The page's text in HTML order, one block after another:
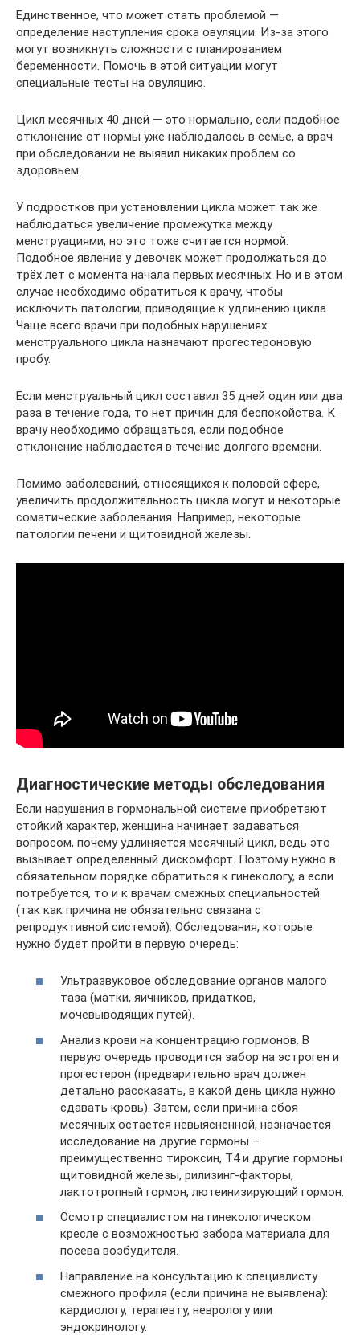
Единственное, что может стать проблемой —
определение наступления срока овуляции. Из-за этого
могут возникнуть сложности с планированием
беременности. Помочь в этой ситуации могут
специальные тесты на овуляцию.
Цикл месячных 40 дней — это нормально, если подобное
отклонение от нормы уже наблюдалось в семье, а врач
при обследовании не выявил никаких проблем со
здоровьем.
У подростков при установлении цикла может так же
наблюдаться увеличение промежутка между
менструациями, но это тоже считается нормой.
Подобное явление у девочек может продолжаться до
трёх лет с момента начала первых месячных. Но и в этом
случае необходимо обратиться к врачу, чтобы
исключить патологии, приводящие к удлинению цикла.
Чаще всего врачи при подобных нарушениях
менструального цикла назначают прогестероновую
пробу.
Если менструальный цикл составил 35 дней один или два
раза в течение года, то нет причин для беспокойства. К
врачу необходимо обращаться, если подобное
отклонение наблюдается в течение долгого времени.
Помимо заболеваний, относящихся к половой сфере,
увеличить продолжительность цикла могут и некоторые
соматические заболевания. Например, некоторые
патологии печени и щитовидной железы.
Диагностические методы обследования
Если нарушения в гормональной системе приобретают
стойкий характер, женщина начинает задаваться
вопросом, почему удлиняется месячный цикл, ведь это
вызывает определенный дискомфорт. Поэтому нужно в
обязательном порядке обратиться к гинекологу, а если
потребуется, то и к врачам смежных специальностей
(так как причина не обязательно связана с
репродуктивной системой). Обследования, которые
нужно будет пройти в первую очередь:
Ультразвуковое обследование органов малого
таза (матки, яичников, придатков,
мочевыводящих путей).
Анализ крови на концентрацию гормонов. В
первую очередь проводится забор на эстроген и
прогестерон (предварительно врач должен
детально рассказать, в какой день цикла нужно
сдавать кровь). Затем, если причина сбоя
месячных остается невыясненной, назначается
исследование на другие гормоны –
преимущественно тироксин, Т4 и другие гормоны
щитовидной железы, рилизинг-факторы,
лактотропный гормон, лютеинизирующий гормон.
Осмотр специалистом на гинекологическом
кресле с возможностью забора материала для
посева возбудителя.
Направление на консультацию к специалисту
смежного профиля (если причина не выявлена):
кардиологу, терапевту, неврологу или
эндокринологу.